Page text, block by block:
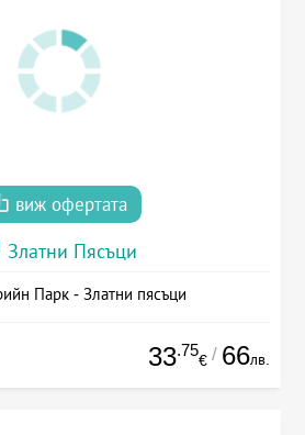
виж офертата
Златни Пясъци
Парк - Златни пясъци
33.75
€ / 66лв.